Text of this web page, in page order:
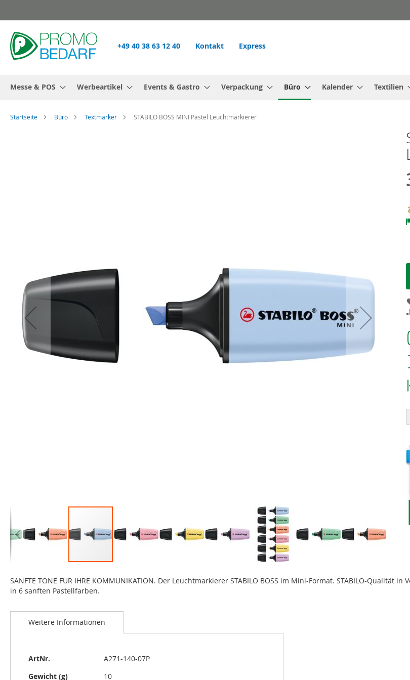
Inhalt
springen
+49 40 38 63 12 40 Kontakt Express
Messe & POS Werbeartikel Events & Gastro Verpackung Büro Kalender Textilien
Startseite Büro Textmarker STABILO BOSS MINI Pastel Leuchtmarkierer
Anfang
der
SANFTE TÖNE FÜR IHRE KOMMUNIKATION. Der Leuchtmarkierer STABILO BOSS im Mini-Format. STABILO-
in 6 sanften Pastellfarben.
Weitere Informationen
Weitere
ArtNr.
A271-140-07P
Gewicht (g)
10